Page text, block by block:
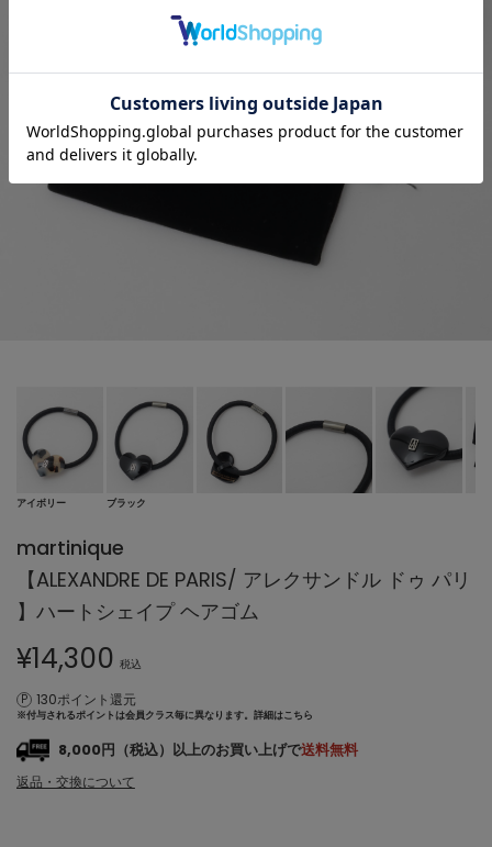
アイボリー ブラック
martinique
【ALEXANDRE DE PARIS/ アレクサンドル ドゥ パリ
】ハートシェイプ ヘアゴム
¥14,300 税込
130ポイント還元
※付与されるポイントは会員クラス毎に異なります。 詳細はこちら
8,000円（税込）以上のお買い上げで送料無料
返品・交換について